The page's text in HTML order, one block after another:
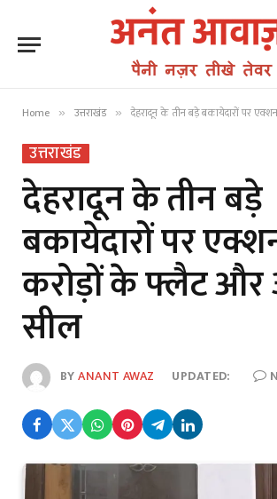
Home » उत्तराखंड » देहरादून के तीन बड़े बकायेदारों पर एक्शन,
उत्तराखंड
देहरादून के तीन बड़े
बकायेदारों पर
करोड़ों के फ्लैट
सील
BYANANT AWAZ UPDATED: